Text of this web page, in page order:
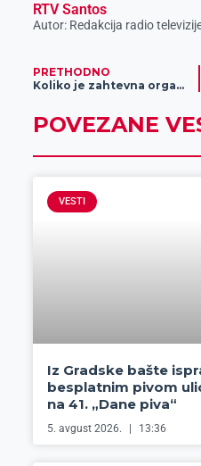
RTV Santos
Autor: Redakcija radio
PRETHODNO
Koliko je zahtevna organska proizvodnja meda?
POVEZANE
VESTI
Iz Gradske bašte
besplatnim pivom
na 41. „Dane piva“
5. avgust 2026. 13:36